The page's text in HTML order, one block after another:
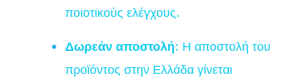
ποιοτικούς ελέγχους.
Δωρεάν αποστολή: Η αποστολή του
προϊόντος στην Ελλάδα γίνεται